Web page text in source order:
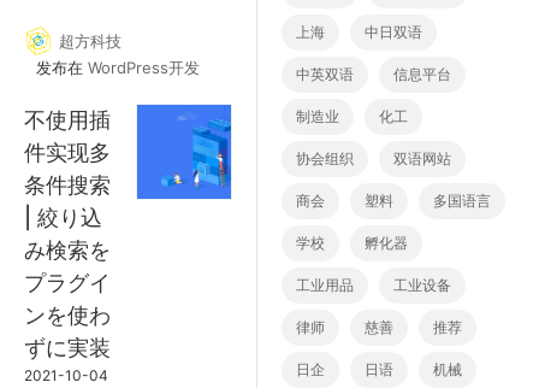
超方科技
发布在 WordPress开发
不使用插
件实现多
条件搜索
| 絞り込
み検索を
プラグイ
ンを使わ
ずに実装
2021-10-04
上海 中日双语
中英双语 信息平台
制造业 化工
协会组织 双语网站
商会 塑料 多国语言
学校 孵化器
工业用品 工业设备
律师 慈善 推荐
日企 日语 机械